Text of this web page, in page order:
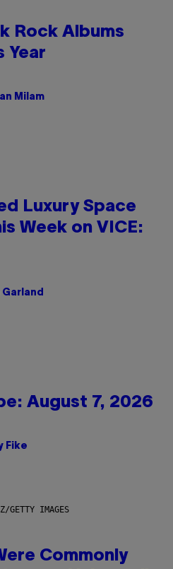
Rock Albums
Year
Milam
Luxury Space
Week on VICE:
Garland
August 7, 2026
Fike
GETTY IMAGES
Commonly